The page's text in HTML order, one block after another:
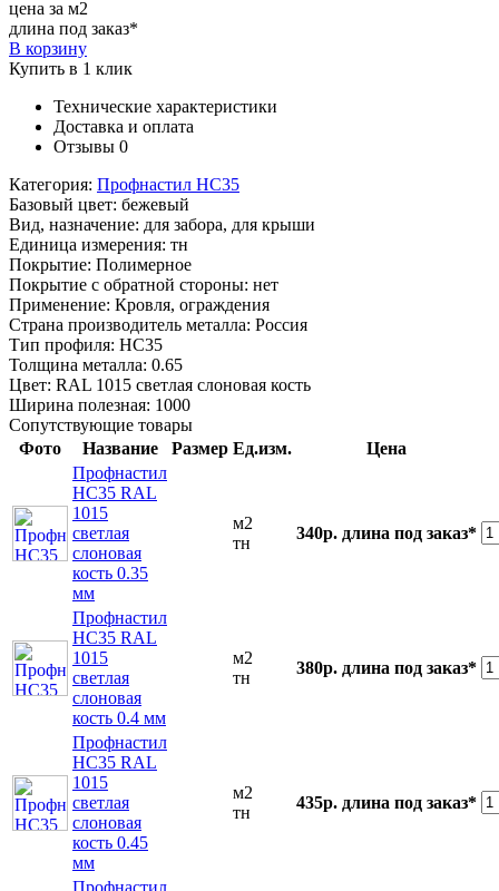
цена за м2
длина под заказ*
В корзину
Купить в 1 клик
Технические характеристики
Доставка и оплата
Отзывы 0
Категория: Профнастил НС35
Базовый цвет: бежевый
Вид, назначение: для забора, для крыши
Единица измерения: тн
Покрытие: Полимерное
Покрытие с обратной стороны: нет
Применение: Кровля, ограждения
Страна производитель металла: Россия
Тип профиля: НС35
Толщина металла: 0.65
Цвет: RAL 1015 светлая слоновая кость
Ширина полезная: 1000
Сопутствующие товары
Фото
Название Размер Ед.изм.
Цена
Профнастил
НС35 RAL
1015
светлая
слоновая
кость 0.35
мм
м2
тн
340р. длина под заказ*
Профнастил
НС35 RAL
1015
светлая
слоновая
кость 0.4 мм
м2
тн
380р. длина под заказ*
Профнастил
НС35 RAL
1015
светлая
слоновая
кость 0.45
мм
м2
тн
435р. длина под заказ*